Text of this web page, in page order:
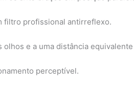
filtro profissional antirreflexo.
e a uma distância
perceptível.